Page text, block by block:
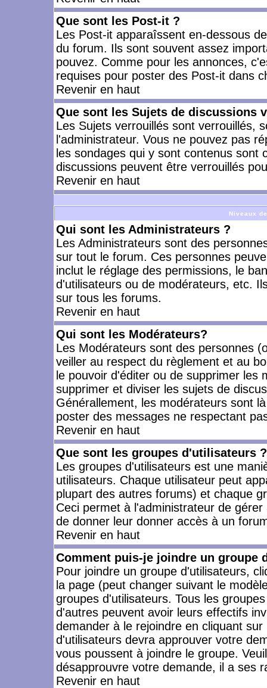
Que sont les Post-it ?
Les Post-it apparaîssent en-dessous
du forum. Ils sont souvent assez
pouvez. Comme pour les annonces,
requises pour poster des Post-it dans
Revenir en haut
Que sont les Sujets de discussions
Les Sujets verrouillés sont verrouillés,
l'administrateur. Vous ne pouvez pas
les sondages qui y sont contenus
discussions peuvent être verrouillés
Revenir en haut
Niveaux
Qui sont les Administrateurs ?
Les Administrateurs sont des
sur tout le forum. Ces personnes
inclut le réglage des permissions, le
d'utilisateurs ou de modérateurs, etc.
sur tous les forums.
Revenir en haut
Qui sont les Modérateurs?
Les Modérateurs sont des personnes
veiller au respect du règlement et au
le pouvoir d'éditer ou de supprimer les
supprimer et diviser les sujets de
Générallement, les modérateurs sont
poster des messages ne respectant
Revenir en haut
Que sont les groupes d'utilisateurs ?
Les groupes d'utilisateurs est une
utilisateurs. Chaque utilisateur peut
plupart des autres forums) et chaque
Ceci permet à l'administrateur de
de donner leur donner accès à un
Revenir en haut
Comment puis-je joindre un groupe
Pour joindre un groupe d'utilisateurs,
la page (peut changer suivant le
groupes d'utilisateurs. Tous les
d'autres peuvent avoir leurs effectifs
demander à le rejoindre en cliquant
d'utilisateurs devra approuver votre
vous poussent à joindre le groupe.
désapprouvre votre demande, il a ses
Revenir en haut